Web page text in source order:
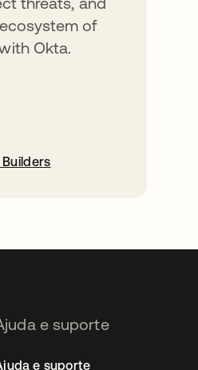
of
Okta.
e suporte
e suporte